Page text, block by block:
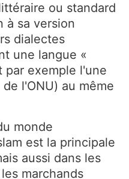
ou standard
à sa version
dialectes
une langue «
par exemple l'une
l'ONU) au même
monde
est la principale
aussi dans les
marchands